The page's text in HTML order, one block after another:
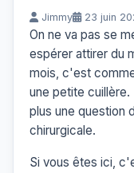
Jimmy 23 juin
On ne va pas se
espérer attirer du
mois, c'est
une petite
plus une question
chirurgicale.
Si vous êtes ici,